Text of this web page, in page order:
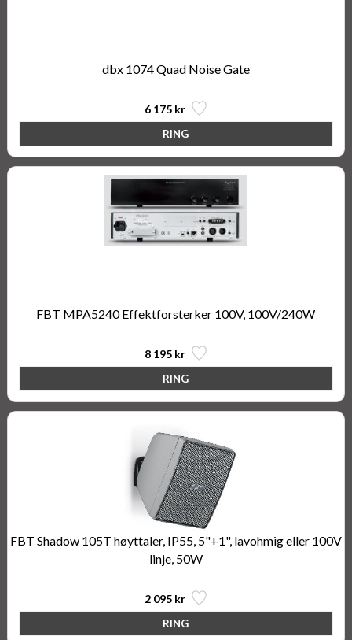
dbx 1074 Quad Noise Gate
6 175 kr
FBT MPA5240 Effektforsterker 100V, 100V/240W
8 195 kr
FBT Shadow 105T høyttaler, IP55, 5"+1", lavohmig eller 100V
linje, 50W
2 095 kr